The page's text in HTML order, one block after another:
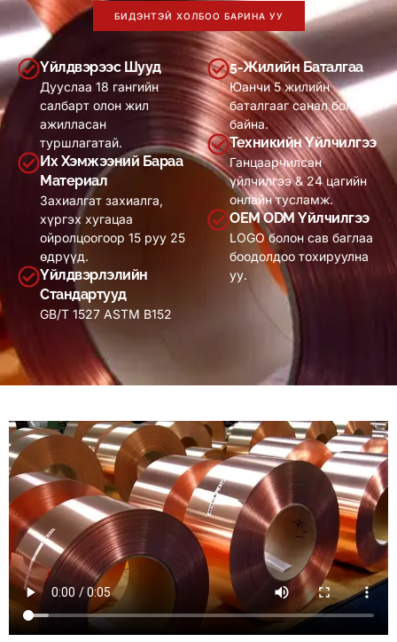
БИДЭНТЭЙ ХОЛБОО БАРИНА УУ
Үйлдвэрээс Шууд
Дууслаа 18 гангийн
салбарт олон жил
ажилласан
туршлагатай.
Их Хэмжээний Бараа
Материал
Захиалгат захиалга,
хүргэх хугацаа
ойролцоогоор 15 руу 25
өдрүүд.
Үйлдвэрлэлийн
Стандартууд
GB/T 1527 ASTM B152
5-Жилийн Баталгаа
Юанчи 5 жилийн
баталгааг санал болгож
байна.
Техникийн Үйлчилгээ
Ганцаарчилсан
үйлчилгээ & 24 цагийн
онлайн тусламж.
OEM ODM Үйлчилгээ
LOGO болон сав баглаа
боодолдоо тохируулна
уу.